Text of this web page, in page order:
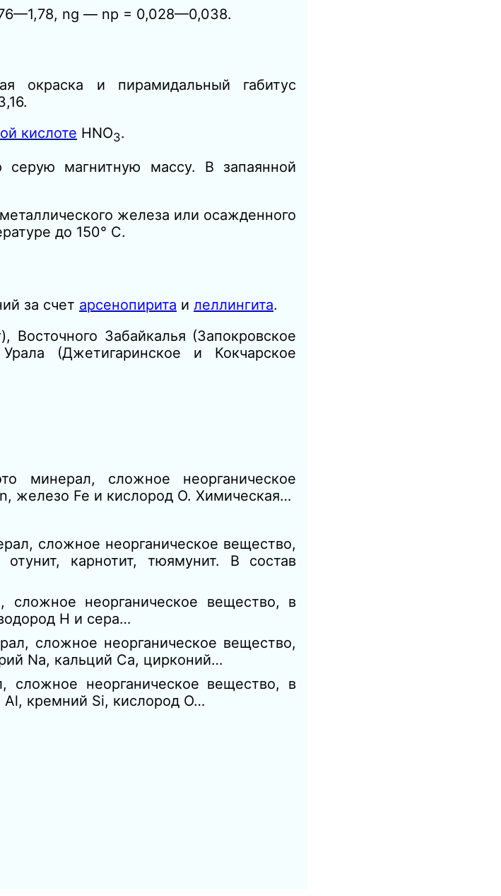
ng — nр = 0,028—0,038.
окраска и пирамидальный габитус
кислоте HNO3.
серую магнитную массу. В запаянной
железа или осажденного
до 150° С.
за счет арсенопирита и леллингита.
Забайкалья (Запокровское
(Джетигаринское и Кокчарское
минерал, сложное неорганическое
железо Fe и кислород О. Химическая…
сложное неорганическое вещество,
карнотит, тюямунит. В состав
сложное неорганическое вещество, в
H и сера…
сложное неорганическое вещество,
Na, кальций Ca, цирконий…
сложное неорганическое вещество, в
Al, кремний Si, кислород О…